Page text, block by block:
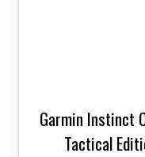
Garmin Instinct
Tactical